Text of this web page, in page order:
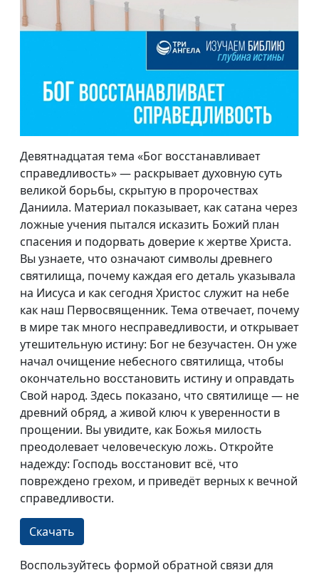
Девятнадцатая тема «Бог восстанавливает
справедливость» — раскрывает духовную суть
великой борьбы, скрытую в пророчествах
Даниила. Материал показывает, как сатана через
ложные учения пытался исказить Божий план
спасения и подорвать доверие к жертве Христа.
Вы узнаете, что означают символы древнего
святилища, почему каждая его деталь указывала
на Иисуса и как сегодня Христос служит на небе
как наш Первосвященник. Тема отвечает, почему
в мире так много несправедливости, и открывает
утешительную истину: Бог не безучастен. Он уже
начал очищение небесного святилища, чтобы
окончательно восстановить истину и оправдать
Свой народ. Здесь показано, что святилище — не
древний обряд, а живой ключ к уверенности в
прощении. Вы увидите, как Божья милость
преодолевает человеческую ложь. Откройте
надежду: Господь восстановит всё, что
повреждено грехом, и приведёт верных к вечной
справедливости.
Скачать
Воспользуйтесь формой обратной связи для